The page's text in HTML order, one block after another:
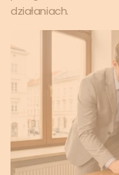
działaniach.